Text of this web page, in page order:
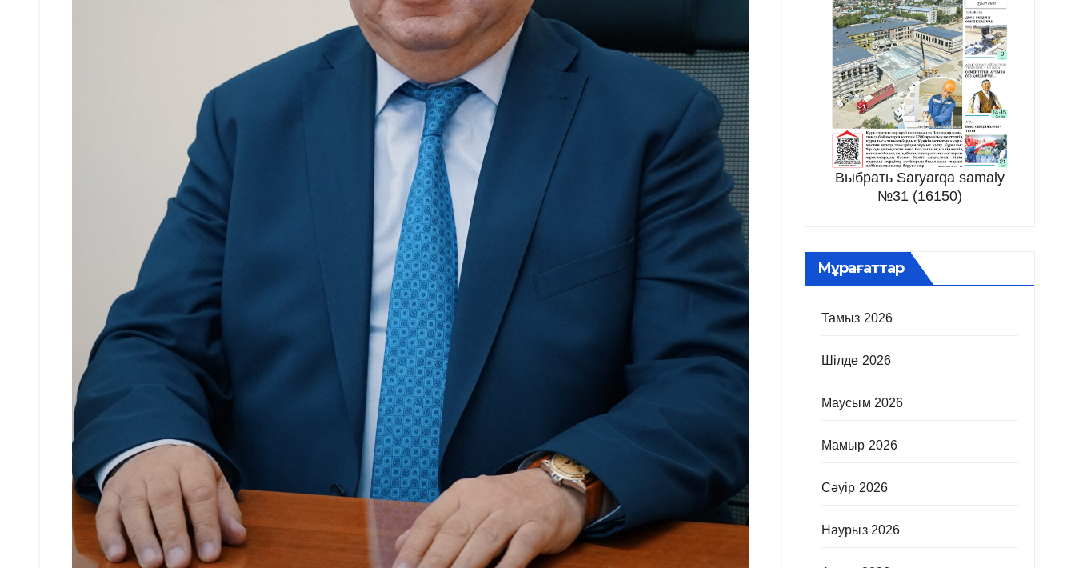
Выбрать Saryarqa samaly
№31 (16150)
Мұрағаттар
Тамыз 2026
Шілде 2026
Маусым 2026
Мамыр 2026
Сәуір 2026
Наурыз 2026